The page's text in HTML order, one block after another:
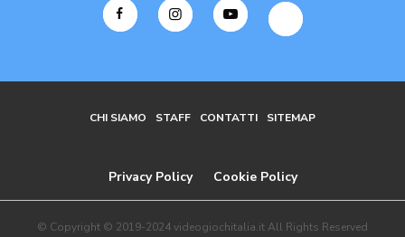
CHI SIAMO STAFF CONTATTI SITEMAP
Privacy Policy Cookie Policy
© Copyright © 2019-2024 videogiochitalia.it All Rights Reserved